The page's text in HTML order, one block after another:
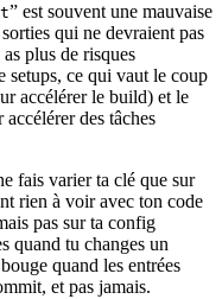
” est souvent une mauvaise
qui ne devraient pas
plus de risques
setups, ce qui vaut le coup
accélérer le build) et le
des tâches
fais varier ta clé que sur
rien à voir avec ton code
pas sur ta config
quand tu changes un
quand les entrées
et pas jamais.